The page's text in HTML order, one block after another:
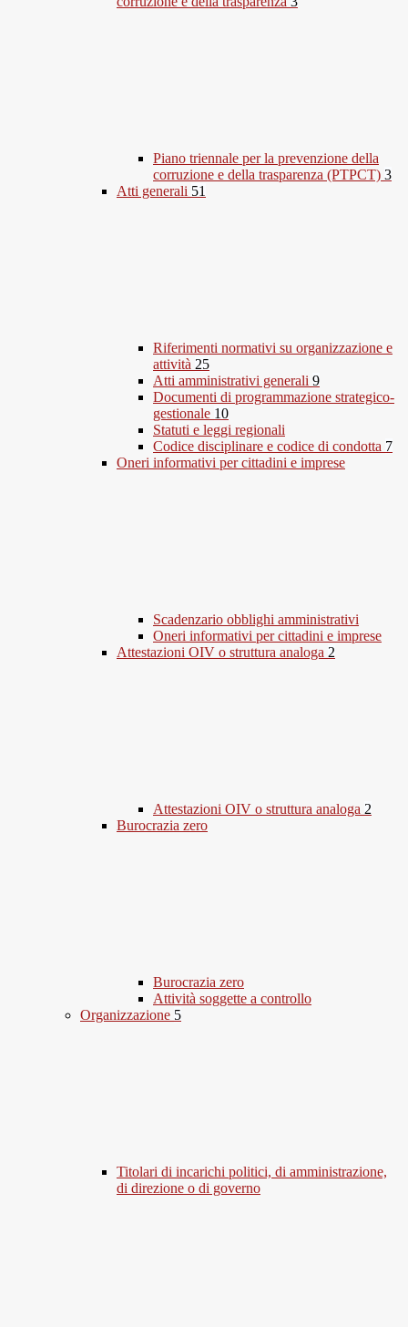
Piano triennale per la prevenzione della
corruzione e della trasparenza (PTPCT) 3
Atti generali 51
Riferimenti normativi su organizzazione e
attività 25
Atti amministrativi generali 9
Documenti di programmazione strategico-
gestionale 10
Statuti e leggi regionali
Codice disciplinare e codice di condotta 7
Oneri informativi per cittadini e imprese
Scadenzario obblighi amministrativi
Oneri informativi per cittadini e imprese
Attestazioni OIV o struttura analoga 2
Attestazioni OIV o struttura analoga 2
Burocrazia zero
Burocrazia zero
Attività soggette a controllo
Organizzazione 5
Titolari di incarichi politici, di amministrazione,
di direzione o di governo